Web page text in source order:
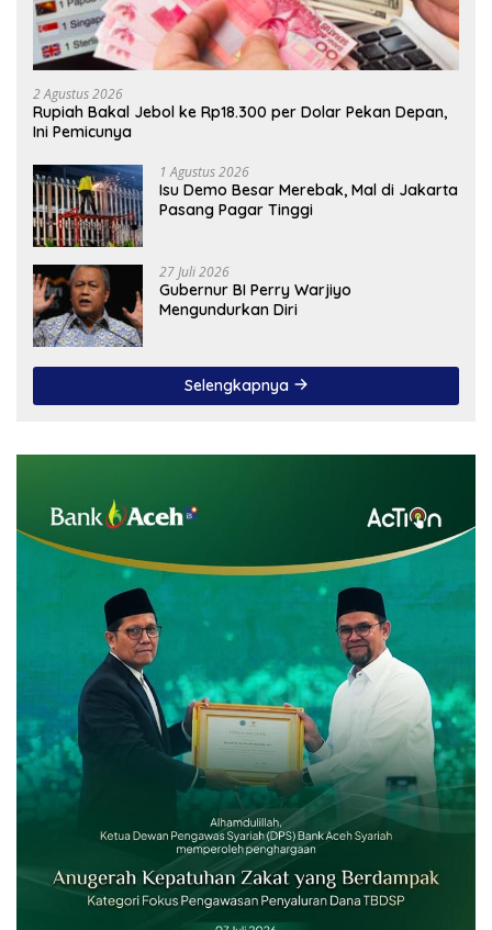
2 Agustus 2026
Rupiah Bakal Jebol ke Rp18.300 per Dolar Pekan Depan,
Ini Pemicunya
1 Agustus 2026
Isu Demo Besar Merebak, Mal di Jakarta
Pasang Pagar Tinggi
27 Juli 2026
Gubernur BI Perry Warjiyo
Mengundurkan Diri
Selengkapnya